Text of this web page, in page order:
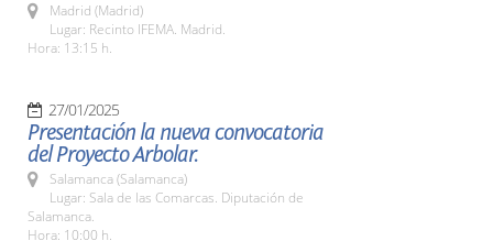
Madrid (Madrid)
Lugar: Recinto IFEMA. Madrid.
Hora: 13:15 h.
27/01/2025
Presentación la nueva convocatoria
del Proyecto Arbolar.
Salamanca (Salamanca)
Lugar: Sala de las Comarcas. Diputación de
Salamanca.
Hora: 10:00 h.